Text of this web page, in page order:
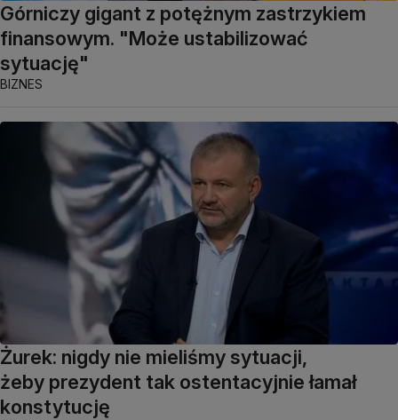
Górniczy gigant z potężnym zastrzykiem
finansowym. "Może ustabilizować
sytuację"
BIZNES
Żurek: nigdy nie mieliśmy sytuacji,
żeby prezydent tak ostentacyjnie łamał
konstytucję